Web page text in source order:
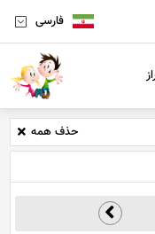
فارسی
حذف همه